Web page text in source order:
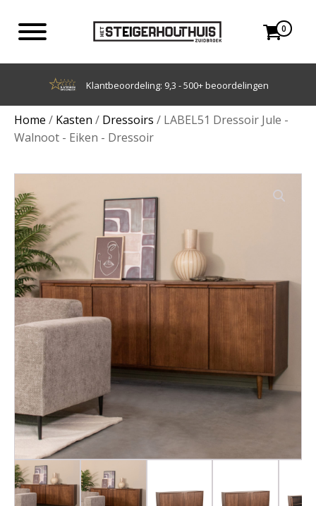
0
Achteraf betalen met Klarna
Home / Kasten / Dressoirs / LABEL51 Dressoir Jule -
Walnoot - Eiken - Dressoir